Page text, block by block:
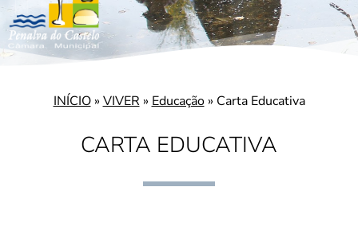
CARTA EDUCATIVA
INÍCIO» VIVER » Educação» Carta Educativa